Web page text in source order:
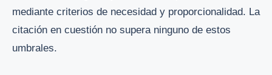
mediante criterios de necesidad y proporcionalidad. La
citación en cuestión no supera ninguno de estos
umbrales.